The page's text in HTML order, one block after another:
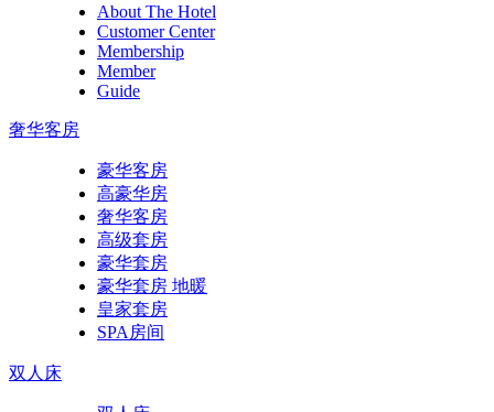
About The Hotel
Customer Center
Membership
Member
Guide
奢华客房
豪华客房
高豪华房
奢华客房
高级套房
豪华套房
豪华套房 地暖
皇家套房
SPA房间
双人床